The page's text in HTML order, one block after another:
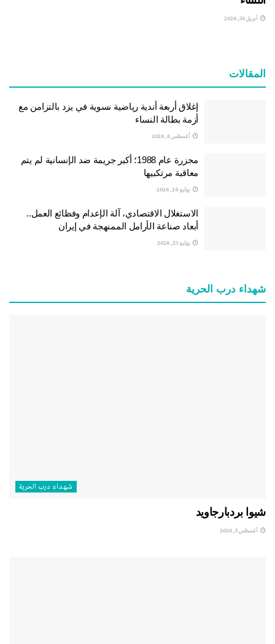
أبريل 30, 2026
المقالات
إغلاق أربعة أندية رياضية نسوية في يزد بالتزامن مع
أزمة بطالة النساء
أغسطس 6, 2026
مجزرة عام 1988؛ أكبر جريمة ضد الإنسانية لم يتم
معاقبة مرتكبيها
يوليو 29, 2026
الاستغلال الاقتصادي، آلة الإعدام وفظائع العمل..
أبعاد صناعة الأرامل الممنهجة في إيران
يوليو 23, 2026
شهداء درب الحرية
شهداء درب الحرية
شيوا بردبارجاويد
أغسطس 5, 2026